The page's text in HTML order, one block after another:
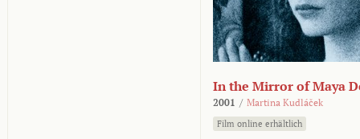
In the Mirror of Maya
2001 / Martina Kudláček
Film online erhältlich